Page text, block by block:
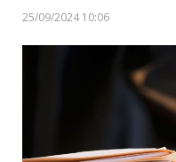
25/09/2024 10:06